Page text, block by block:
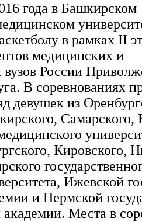
года в Башкирском
в рамках II
медицинских и
России
В соревнованиях
девушек из
Самарского,
Кировского,
Ижевской
и Пермской
академии. Места в